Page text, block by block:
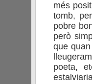
més
tomb,
pobre
però
que
poeta,